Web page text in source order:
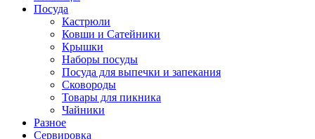
Посуда
Кастрюли
Ковши и Сатейники
Крышки
Наборы посуды
Посуда для выпечки и запекания
Сковороды
Товары для пикника
Чайники
Разное
Сервировка